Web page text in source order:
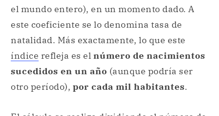
el mundo entero), en un momento dado. A
este coeficiente se lo denomina tasa de
natalidad. Más exactamente, lo que este
índice refleja es el número de nacimientos
sucedidos en un año (aunque podría ser
otro período), por cada mil habitantes.